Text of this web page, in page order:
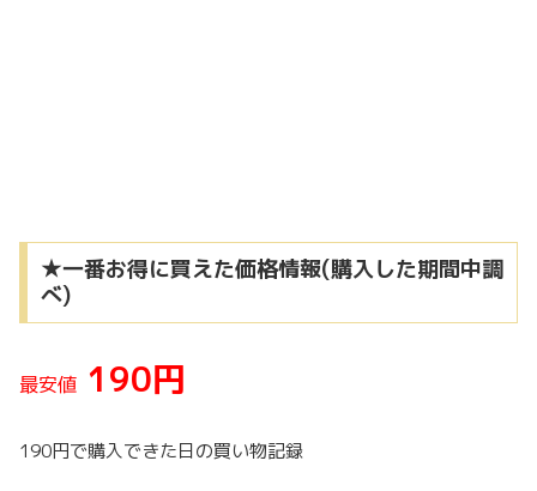
★一番お得に買えた価格情報(購入した期間中調
べ)
最安値 190円
190円で購入できた日の買い物記録